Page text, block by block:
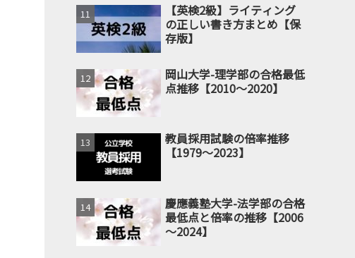
【英検2級】ライティング
の正しい書き方まとめ【保
存版】
岡山大学-理学部の合格最低
点推移【2010～2020】
教員採用試験の倍率推移
【1979～2023】
慶應義塾大学-法学部の合格
最低点と倍率の推移【2006
～2024】